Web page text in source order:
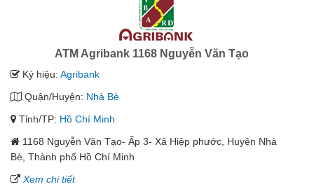
ATM Agribank 1168 Nguyễn Văn Tạo
Ký hiệu: Agribank
Quận/Huyện: Nhà Bè
Tỉnh/TP: Hồ Chí Minh
1168 Nguyễn Văn Tạo- Ấp 3- Xã Hiệp phước, Huyện Nhà
Bè, Thành phố Hồ Chí Minh
Xem chi tiết